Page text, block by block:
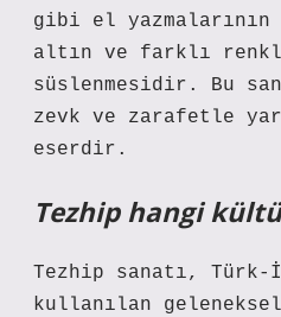
gibi el yazmalarının
altın ve farklı
süslenmesidir. Bu
zevk ve zarafetle
eserdir.
Tezhip hangi
Tezhip sanatı,
kullanılan